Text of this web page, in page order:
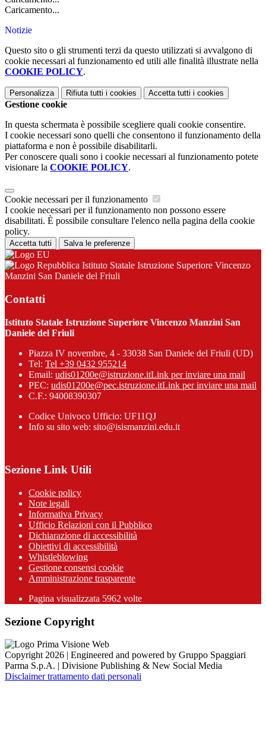
Caricamento...
Notizie
Questo sito o gli strumenti terzi da questo utilizzati si avvalgono di
cookie necessari al funzionamento ed utili alle finalità illustrate nella
COOKIE POLICY.
Personalizza Rifiuta tutti i cookies Accetta tutti i cookies
Gestione cookie
In questa schermata è possibile scegliere quali cookie consentire.
I cookie necessari sono quelli che consentono il funzionamento della
piattaforma e non è possibile disabilitarli.
Per conoscere quali sono i cookie necessari al funzionamento potete
visionare la COOKIE POLICY.
Cookie necessari per il funzionamento
I cookie necessari per il funzionamento non possono essere
disabilitati. È possibile consultare l'elenco nella pagina della cookie
policy.
Accetta tutti Salva le preferenze
Istituto Statale Istruzione Superiore Vincenzo
Manzini San Daniele del Friuli
Contatti
Istituto Statale Istruzione Superiore Vincenzo Manzini San
Daniele del Friuli
Piazza IV novembre, 4 - 33038 San Daniele del Friuli (UD)
Tel: Tel +39 0432 955214
Email: udis01200e@istruzione.itLink per inviare una mail
PEC: udis01200e@pec.istruzione.itLink per inviare una mail
C.F.: 94008390307
Codice Univoco Ufficio: UF11QJ
Info su sito web: sito@isismanzini.edu.it
Sezione Link Utili
Cookie policy
Note legali
Informativa Privacy
Ufficio Relazioni con il Pubblico
Dichiarazione di accessibilità
Obiettivi di accessibilità
Whistleblowing
Gestione consensi cookie
Amministrazione trasparente
Pagina visualizzata 5962 volte
Sezione Copyright
Copyright 2026 | Engineered and powered by Gruppo Spaggiari
Parma S.p.A. | Divisione Publishing & New Social Media
Disclaimer trattamento dati personali